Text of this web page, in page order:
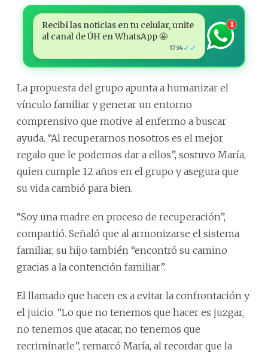
Recibí las noticias en tu celular, unite
al canal de ÚH en WhatsApp 🤩
17:14✓✓
1
La propuesta del grupo apunta a humanizar el
vínculo familiar y generar un entorno
comprensivo que motive al enfermo a buscar
ayuda. “Al recuperarnos nosotros es el mejor
regalo que le podemos dar a ellos”, sostuvo María,
quien cumple 12 años en el grupo y asegura que
su vida cambió para bien.
‘‘Soy una madre en proceso de recuperación”,
compartió. Señaló que al armonizarse el sistema
familiar, su hijo también “encontró su camino
gracias a la contención familiar”.
El llamado que hacen es a evitar la confrontación y
el juicio. “Lo que no tenemos que hacer es juzgar,
no tenemos que atacar, no tenemos que
recriminarle”, remarcó María, al recordar que la